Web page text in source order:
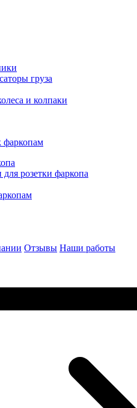
груза
и колпаки
фаркопам
розетки фаркопа
Отзывы Наши работы